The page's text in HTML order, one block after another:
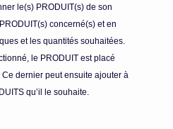
le(s) PRODUIT(s) de son
concerné(s) et en
et les quantités souhaitées.
le PRODUIT est placé
dernier peut ensuite ajouter à
qu’il le souhaite.